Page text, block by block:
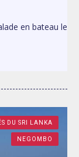
en bateau le
DU SRI LANKA
NEGOMBO